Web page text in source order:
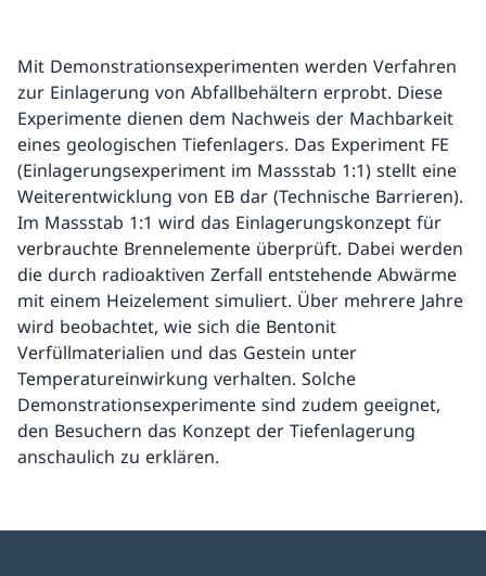
Mit Demonstrationsexperimenten werden Verfahren
zur Einlagerung von Abfallbehältern erprobt. Diese
Experimente dienen dem Nachweis der Machbarkeit
eines geologischen Tiefenlagers. Das Experiment FE
(Einlagerungsexperiment im Massstab 1:1) stellt eine
Weiterentwicklung von EB dar (Technische Barrieren).
Im Massstab 1:1 wird das Einlagerungskonzept für
verbrauchte Brennelemente überprüft. Dabei werden
die durch radioaktiven Zerfall entstehende Abwärme
mit einem Heizelement simuliert. Über mehrere Jahre
wird beobachtet, wie sich die Bentonit
Verfüllmaterialien und das Gestein unter
Temperatureinwirkung verhalten. Solche
Demonstrationsexperimente sind zudem geeignet,
den Besuchern das Konzept der Tiefenlagerung
anschaulich zu erklären.